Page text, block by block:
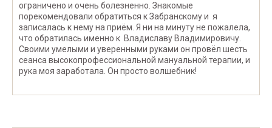
ограничено и очень болезненно. Знакомые
порекомендовали обратиться к Забранскому и я
записалась к нему на приём. Я ни на минуту не пожалела,
что обратилась именно к Владиславу Владимировичу.
Своими умелыми и уверенными руками он провёл шесть
сеанса высокопрофессиональной мануальной терапии, и
рука моя заработала. Он просто волшебник!